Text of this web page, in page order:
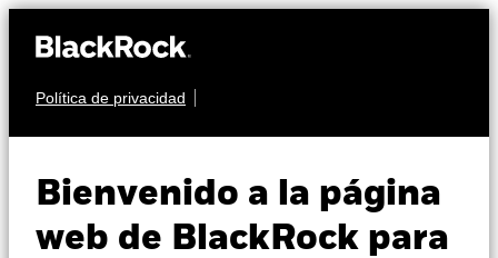
Política de privacidad
Bienvenido a la página
web de BlackRock para
Perspectivas
Bond Fund